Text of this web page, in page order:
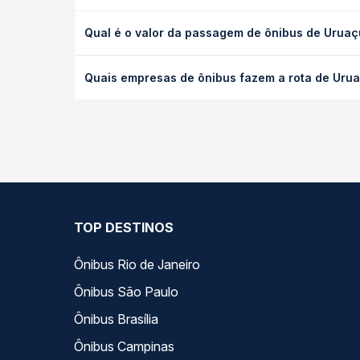
(convencional, executivo ou leito) e as condições
Qual é o valor da passagem de ônibus de
de poltrona e a antecedência da compra. Na
Quais empresas de ônibus fazem a rota de
TOP DESTINOS
Ônibus Rio de Janeiro
Ônibus São Paulo
Ônibus Brasília
Ônibus Campinas